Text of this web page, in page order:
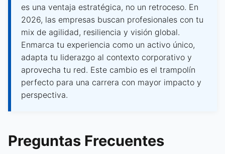
es una ventaja estratégica, no un retroceso. En
2026, las empresas buscan profesionales con tu
mix de agilidad, resiliencia y visión global.
Enmarca tu experiencia como un activo único,
adapta tu liderazgo al contexto corporativo y
aprovecha tu red. Este cambio es el trampolín
perfecto para una carrera con mayor impacto y
perspectiva.
Preguntas Frecuentes